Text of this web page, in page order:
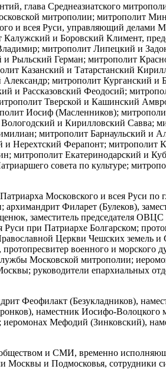
глава Среднеазиатского
митрополии; митрополит
и всея Руси, управляющий делами
и Боровский Климент,
митрополит Липецкий и
и Рыльский Герман; митрополит
Казанский и Татарстанский
митрополит Курганский
и Рассказовский Феодосий;
Тверской и Кашинский
Иосиф (Масленников);
и Кирилловский Савва;
митрополит Барнаульский и
Нерехтский Ферапонт;
Екатеринодарский и
совета по культуре;
Московского и всея Руси
Филарет (Булеков),
заместитель председателя
при Патриархе Болгарском;
Церкви Чешских земель и
военного и морского
Московской митрополии;
руководители епархиальных
Феофилакт (Безукладников),
наместник Иосифо-
Мефодий (Зинковский),
и СМИ, временно
и Подмосковья, сотрудники